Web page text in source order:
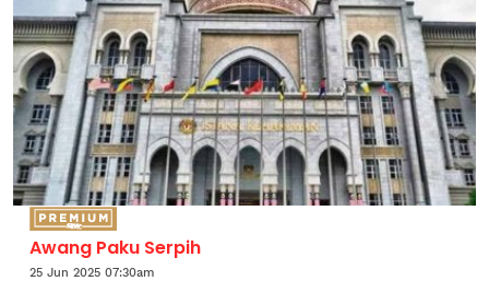
Awang Paku Serpih
25 Jun 2025 07:30am